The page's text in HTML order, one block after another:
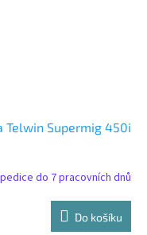
Supermig 450i
do 7 pracovních dnů
Do košíku